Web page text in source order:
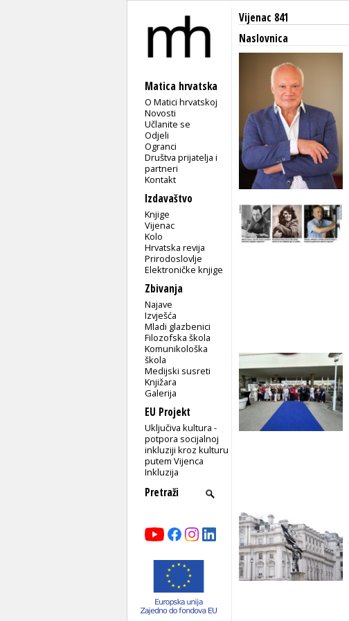
Matica hrvatska
O Matici hrvatskoj
Novosti
Učlanite se
Odjeli
Ogranci
Društva prijatelja i
partneri
Kontakt
Izdavaštvo
Knjige
Vijenac
Kolo
Hrvatska revija
Prirodoslovlje
Elektroničke knjige
Zbivanja
Najave
Izvješća
Mladi glazbenici
Filozofska škola
Komunikološka
škola
Medijski susreti
Knjižara
Galerija
EU Projekt
Uključiva kultura -
potpora socijalnoj
inkluziji kroz kulturu
putem Vijenca
Inkluzija
Vijenac 841
Naslovnica